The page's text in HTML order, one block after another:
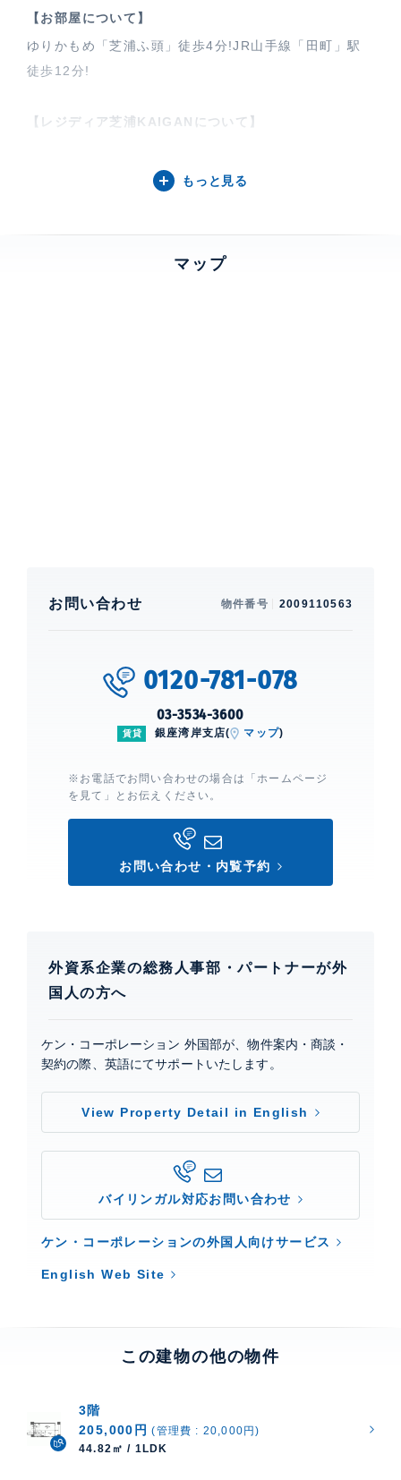
【お部屋について】
ゆりかもめ「芝浦ふ頭」徒歩4分!JR山手線「田町」駅
徒歩12分!
【レジディア芝浦KAIGANについて】
ョン。屋上からはライトアップされたレインボーブリッ
ングは4タイプのカラーバリエーション。
レジディア芝浦KAIGAN
建物詳細
もっと見る
マップ
お問い合わせ 物件番号 2009110563
0120-781-078
03-3534-3600
賃貸 銀座湾岸支店( マップ)
※お電話でお問い合わせの場合は「ホームページ
を見て」とお伝えください。
お問い合わせ・内覧予約
外資系企業の総務人事部・パートナーが外
国人の方へ
ケン・コーポレーション 外国部が、物件案内・商談・
契約の際、英語にてサポートいたします。
View Property Detail in English
バイリンガル対応お問い合わせ
ケン・コーポレーションの外国人向けサービス
English Web Site
この建物の他の物件
3階
205,000円 (管理費 : 20,000円)
44.82㎡ / 1LDK